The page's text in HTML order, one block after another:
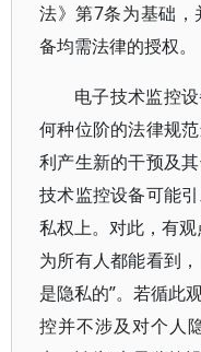
法》第7条为基础
备均需法律的授权。
电子技术监控
何种位阶的法律规
利产生新的干预及
技术监控设备可能
私权上。对此，有
为所有人都能看到
是隐私的”。若循此
控并不涉及对个人